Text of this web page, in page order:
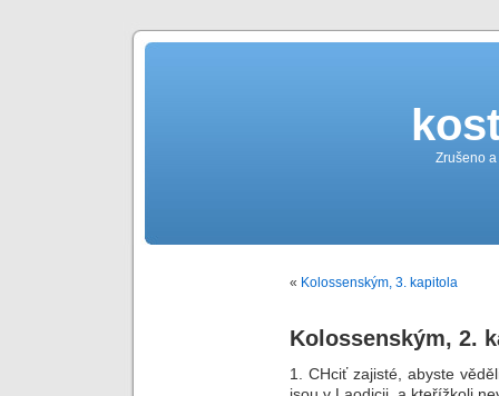
Zrušeno
« Kolossenským, 3. kapitola
Kolossenským, 2.
1. CHciť zajisté, abyste